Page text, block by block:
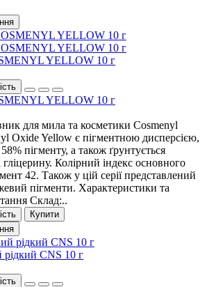
YELLOW 10 г
YELLOW 10 г
для мила та косметики Cosmenyl
Oxide Yellow є пігментною дисперсією,
пігменту, а також ґрунтується
Колірний індекс основного
42. Також у цій серії представлений
пігменти. Характеристики та
Склад:..
Купити
CNS 10 г